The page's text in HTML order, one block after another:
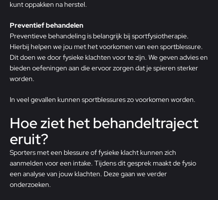
kunt oppakken na herstel.
Preventief behandelen
Preventieve behandeling is belangrijk bij sportfysiotherapie.
Hierbij helpen we jou met het voorkomen van een sportblessure.
Dit doen we door fysieke klachten voor te zijn. We geven advies en
bieden oefeningen aan die ervoor zorgen dat je spieren sterker
worden.
In veel gevallen kunnen sportblessures zo voorkomen worden.
Hoe ziet het behandeltraject
eruit?
Sporters met een blessure of fysieke klacht kunnen zich
aanmelden voor een intake. Tijdens dit gesprek maakt de fysio
een analyse van jouw klachten. Deze gaan we verder
onderzoeken.